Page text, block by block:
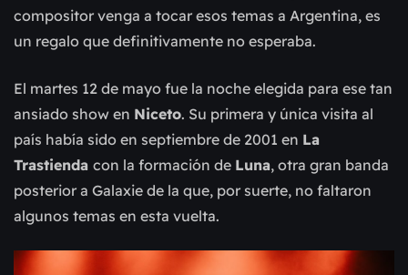
compositor venga a tocar esos temas a Argentina, es
un regalo que definitivamente no esperaba.
El martes 12 de mayo fue la noche elegida para ese tan
ansiado show en Niceto. Su primera y única visita al
país había sido en septiembre de 2001 en La
Trastienda con la formación de Luna, otra gran banda
posterior a Galaxie de la que, por suerte, no faltaron
algunos temas en esta vuelta.